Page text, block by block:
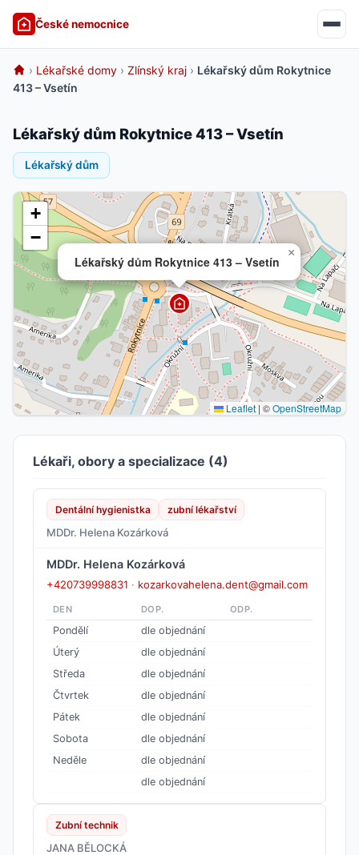
České nemocnice
› Lékařské domy › Zlínský kraj › Lékařský dům Rokytnice
413 – Vsetín
Lékařský dům Rokytnice 413 – Vsetín
Lékařský dům
Lékařský dům Rokytnice 413 – Vsetín
×
+
−
Leaflet | ©OpenStreetMap
Lékaři, obory a specializace (4)
Dentální hygienistka zubní lékařství
MDDr. Helena Kozárková
MDDr. Helena Kozárková
+420739998831 · kozarkovahelena.dent@gmail.com
DEN DOP. ODP.
Pondělí
dle objednání
Úterý
dle objednání
Středa
dle objednání
Čtvrtek
dle objednání
Pátek
dle objednání
Sobota
dle objednání
Neděle
dle objednání
dle objednání
Zubní technik
JANA BĚLOCKÁ